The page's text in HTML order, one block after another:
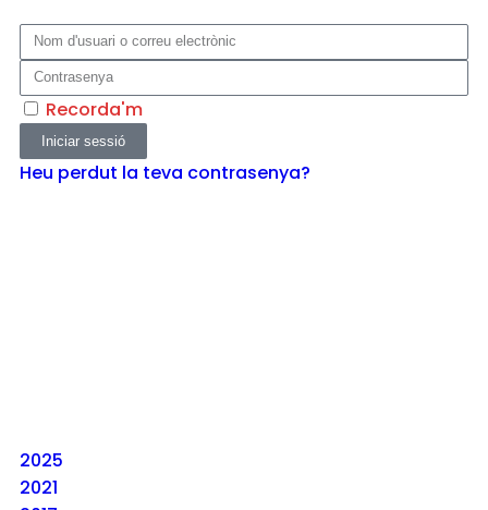
Recorda'm
Iniciar sessió
Heu perdut la teva contrasenya?
2025
2021